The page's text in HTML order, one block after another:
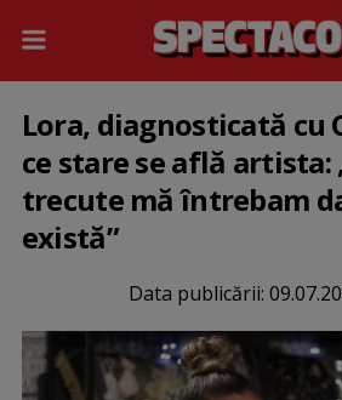
Lora, diagnosticată cu
ce stare se află artista:
trecute mă întrebam
există”
Data publicării: